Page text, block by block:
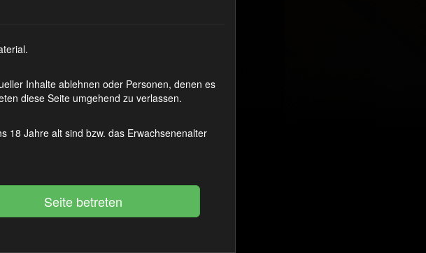
Inhalte ablehnen oder Personen, denen es
diese Seite umgehend zu verlassen.
18 Jahre alt sind bzw. das Erwachsenenalter